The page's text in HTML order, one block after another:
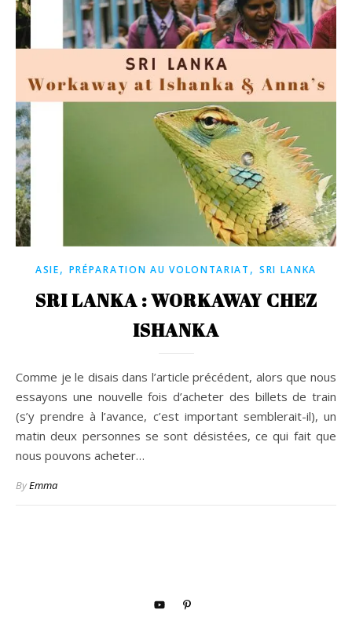
ASIE, PRÉPARATION AU VOLONTARIAT , SRI LANKA
SRI LANKA : WORKAWAY CHEZ
ISHANKA
Comme je le disais dans l’article précédent, alors que nous
essayons une nouvelle fois d’acheter des billets de train
(s’y prendre à l’avance, c’est important semblerait-il), un
matin deux personnes se sont désistées, ce qui fait que
nous pouvons acheter…
ByEmma